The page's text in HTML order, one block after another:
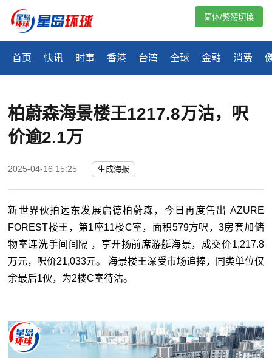
首页 快讯 时事 香港 台湾 全球 金融 消费
简体/繁體切換
柏蔚森海景楼王1217.8万沽，呎
价逾2.1万
2025-04-16 15:25 生成海报
新世界伙拍远东发展启德柏蔚森，今日再度售出 AZURE
FOREST楼王，第1座11楼C室，面积579方呎，3房套加储
物室连洗手间间隔 ，享开扬前席游艇海景，成交价1,217.8
万元，呎价21,033元。 海景楼王深受市场追捧，同类单位仅
余最后1伙，为2楼C室待沽。